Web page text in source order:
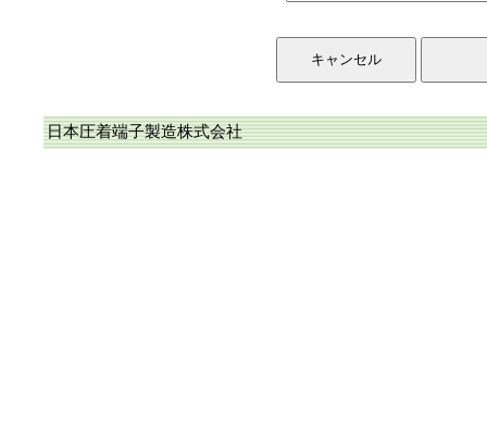
日本圧着端子製造株式会社